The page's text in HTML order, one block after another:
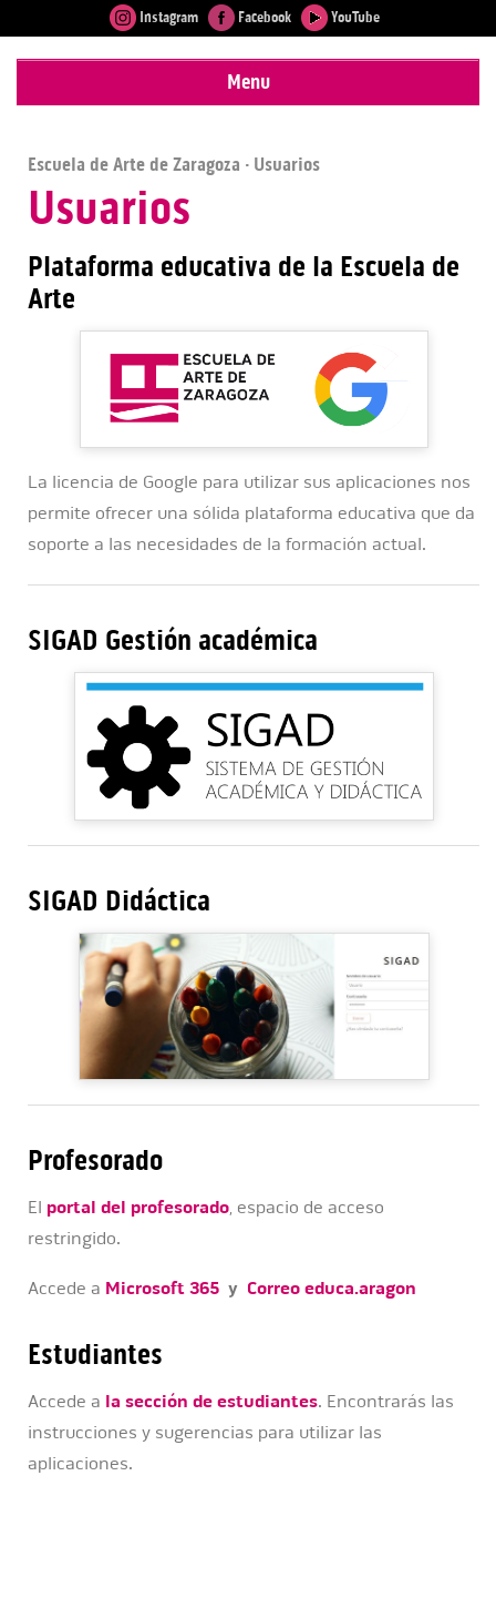
Instagram Facebook YouTube
Menu
Escuela de Arte de Zaragoza · Usuarios
Usuarios
Plataforma educativa de la Escuela de
Arte
La licencia de Google para utilizar sus aplicaciones nos
permite ofrecer una sólida plataforma educativa que da
soporte a las necesidades de la formación actual.
SIGAD Gestión académica
SIGAD Didáctica
Profesorado
El portal del profesorado, espacio de acceso
restringido.
Accede a Microsoft 365 y Correo educa.aragon
Estudiantes
Accede a la sección de estudiantes. Encontrarás las
instrucciones y sugerencias para utilizar las
aplicaciones.